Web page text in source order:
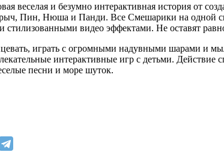
веселая и безумно интерактивная история от
Пин, Нюша и Панди. Все Смешарики на одной
видео эффектами. Не оставят
играть с огромными надувными шарами
интерактивные игр с детьми. Действие
песни и море шуток.